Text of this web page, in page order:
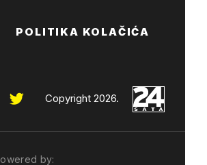
POLITIKA KOLAČIĆA
Copyright 2026.
by: